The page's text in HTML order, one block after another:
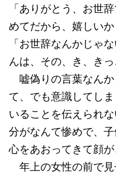
「ありがとう、お世
めてだから、嬉しいか
「お世辞なんかじゃ
んは、その、き、き
嘘偽りの言葉なんか
て、でも意識してし
いることを伝えられ
分がなんて惨めで、
心をあおってきて顔が
年上の女性の前で見